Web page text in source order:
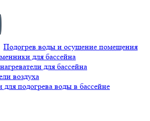
Подогрев воды и осушение помещения
для бассейна
для бассейна
воздуха
для подогрева воды в бассейне